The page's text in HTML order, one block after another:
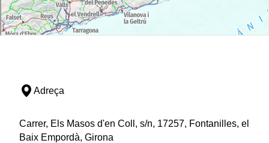
Adreça
Carrer, Els Masos d'en Coll, s/n, 17257, Fontanilles, el
Baix Empordà, Girona